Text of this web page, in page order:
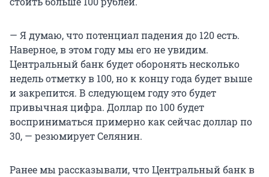
— Я думаю, что потенциал падения до 120 есть.
Наверное, в этом году мы его не увидим.
Центральный банк будет оборонять несколько
недель отметку в 100, но к концу года будет выше
и закрепится. В следующем году это будет
привычная цифра. Доллар по 100 будет
восприниматься примерно как сейчас доллар по
30, — резюмирует Селянин.
Ранее мы рассказывали, что Центральный банк в